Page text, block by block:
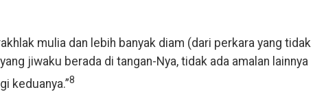
mulia dan lebih banyak diam (dari perkara yang tidak
jiwaku berada di tangan-Nya, tidak ada amalan lainnya
keduanya.”8